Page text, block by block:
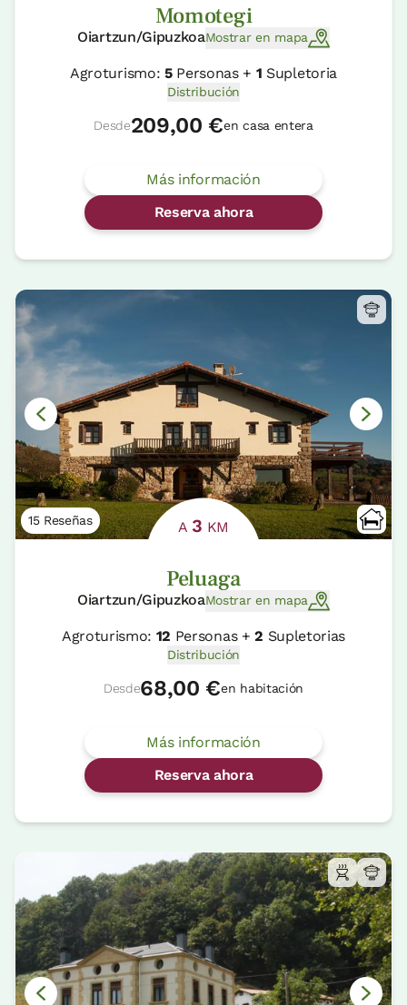
Momotegi
Oiartzun/GipuzkoaMostrar en mapa
Agroturismo: 5Personas + 1 Supletoria
Distribución
Desde209,00 €en casa entera
Más información
Reserva ahora
15 Reseñas A 3 KM
Peluaga
Oiartzun/GipuzkoaMostrar en mapa
Agroturismo: 12 Personas +2 Supletorias
Distribución
Desde68,00 €en habitación
Más información
Reserva ahora